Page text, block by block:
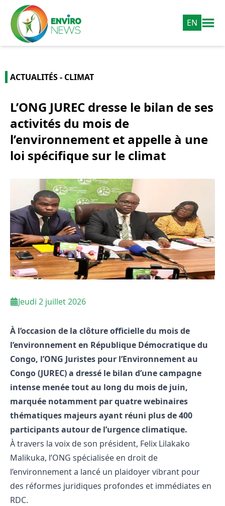
EN
ACTUALITÉS - CLIMAT
L’ONG JUREC dresse le bilan de ses
activités du mois de
l’environnement et appelle à une
loi spécifique sur le climat
Jeudi 2 juillet 2026
À l’occasion de la clôture officielle du mois de
l’environnement en République Démocratique du
Congo, l’ONG Juristes pour l’Environnement au
Congo (JUREC) a dressé le bilan d’une campagne
intense menée tout au long du mois de juin,
marquée notamment par quatre webinaires
thématiques majeurs ayant réuni plus de 400
participants autour de l’urgence climatique.
À travers la voix de son président, Felix Lilakako
Malikuka, l’ONG spécialisée en droit de
l’environnement a lancé un plaidoyer vibrant pour
des réformes juridiques profondes et immédiates en
RDC.